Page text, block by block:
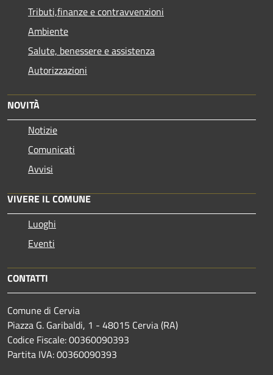
Tributi,finanze e contravvenzioni
Ambiente
Salute, benessere e assistenza
Autorizzazioni
NOVITÀ
Notizie
Comunicati
Avvisi
VIVERE IL COMUNE
Luoghi
Eventi
CONTATTI
Comune di Cervia
Piazza G. Garibaldi, 1 - 48015 Cervia (RA)
Codice Fiscale: 00360090393
Partita IVA: 00360090393